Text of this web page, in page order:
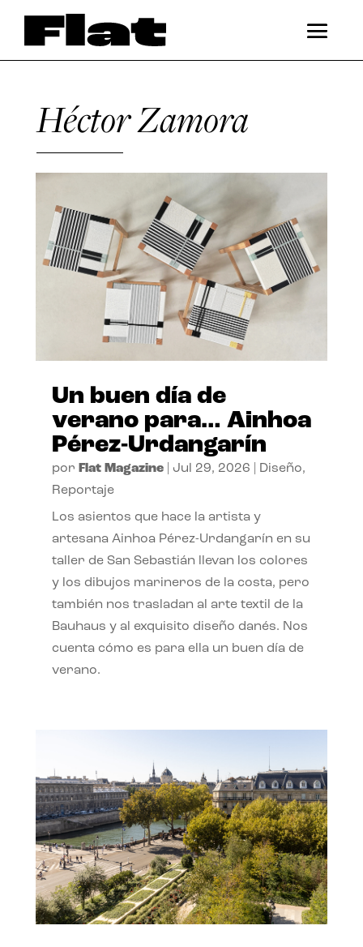
Héctor Zamora
Un buen día de
verano para… Ainhoa
Pérez-Urdangarín
por Flat Magazine| Jul 29, 2026 Diseño,
Reportaje
Los asientos que hace la artista y
artesana Ainhoa Pérez-Urdangarín en su
taller de San Sebastián llevan los colores
y los dibujos marineros de la costa, pero
también nos trasladan al arte textil de la
Bauhaus y al exquisito diseño danés. Nos
cuenta cómo es para ella un buen día de
verano.